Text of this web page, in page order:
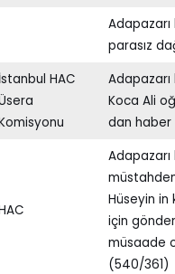
Adapazarı
parasız
İstanbul HAC
Adapazarı
Koca Ali
dan haber
Adapazarı
Hüseyin in
için
müsaade
(540/361)